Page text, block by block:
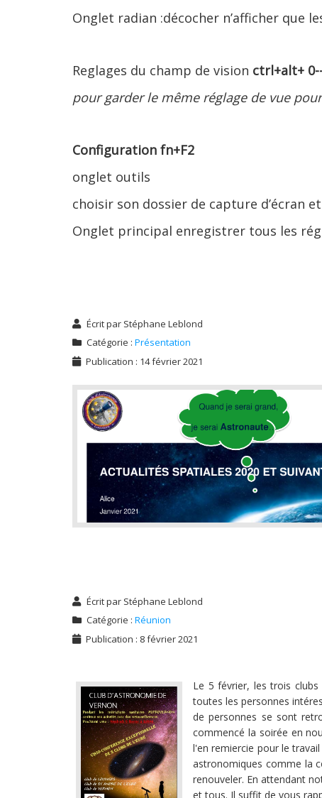
Onglet radian :décocher n’afficher que
Reglages du champ de vision ctrl+alt+
pour garder le même réglage de vue
Configuration fn+F2
onglet outils
choisir son dossier de capture d’écran
Onglet principal enregistrer tous les
Écrit par Stéphane Leblond
Catégorie : Présentation
Publication : 14 février 2021
Écrit par Stéphane Leblond
Catégorie : Réunion
Publication : 8 février 2021
Le 5 février, les trois
toutes les personnes
de personnes se sont
commencé la soirée en
l'en remiercie pour le
astronomiques comme la
renouveler. En attendant
et tous. Il suffit de vous